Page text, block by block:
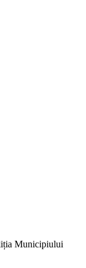
Municipiului